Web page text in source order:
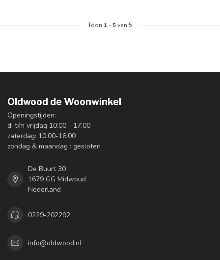
Toon 1 -5van 5
Oldwood de Woonwinkel
Openingstijden:
di t/m vrijdag 10:00 - 17:00
zaterdag: 10:00-16:00
zondag & maandag : gesloten
De Buurt 30
1679 GG Midwoud
Nederland
0229-202292
info@oldwood.nl